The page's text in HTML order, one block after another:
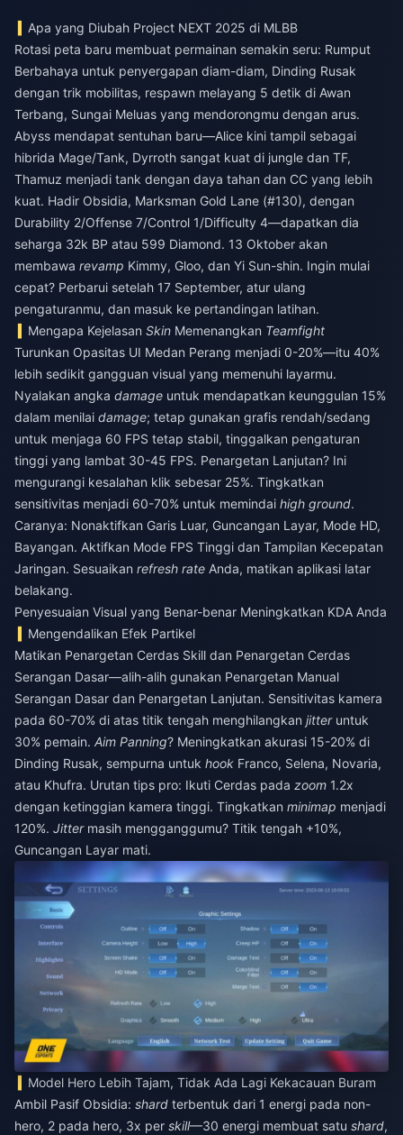
Apa yang Diubah Project NEXT 2025 di MLBB
Rotasi peta baru membuat permainan semakin seru: Rumput
Berbahaya untuk penyergapan diam-diam, Dinding Rusak
dengan trik mobilitas, respawn melayang 5 detik di Awan
Terbang, Sungai Meluas yang mendorongmu dengan arus.
Abyss mendapat sentuhan baru—Alice kini tampil sebagai
hibrida Mage/Tank, Dyrroth sangat kuat di jungle dan TF,
Thamuz menjadi tank dengan daya tahan dan CC yang lebih
kuat. Hadir Obsidia, Marksman Gold Lane (#130), dengan
Durability 2/Offense 7/Control 1/Difficulty 4—dapatkan dia
seharga 32k BP atau 599 Diamond. 13 Oktober akan
membawa revamp Kimmy, Gloo, dan Yi Sun-shin. Ingin mulai
cepat? Perbarui setelah 17 September, atur ulang
pengaturanmu, dan masuk ke pertandingan latihan.
Mengapa KejelasanSkin Memenangkan Teamfight
Turunkan Opasitas UI Medan Perang menjadi 0-20%—itu 40%
lebih sedikit gangguan visual yang memenuhi layarmu.
Nyalakan angka damage untuk mendapatkan keunggulan 15%
dalam menilai damage; tetap gunakan grafis rendah/sedang
untuk menjaga 60 FPS tetap stabil, tinggalkan pengaturan
tinggi yang lambat 30-45 FPS. Penargetan Lanjutan? Ini
mengurangi kesalahan klik sebesar 25%. Tingkatkan
sensitivitas menjadi 60-70% untuk memindai high ground.
Caranya: Nonaktifkan Garis Luar, Guncangan Layar, Mode HD,
Bayangan. Aktifkan Mode FPS Tinggi dan Tampilan Kecepatan
Jaringan. Sesuaikan refresh rate Anda, matikan aplikasi latar
belakang.
Penyesuaian Visual yang Benar-benar Meningkatkan KDA Anda
Mengendalikan Efek Partikel
Matikan Penargetan Cerdas Skill dan Penargetan Cerdas
Serangan Dasar—alih-alih gunakan Penargetan Manual
Serangan Dasar dan Penargetan Lanjutan. Sensitivitas kamera
pada 60-70% di atas titik tengah menghilangkan jitteruntuk
30% pemain. Aim Panning? Meningkatkan akurasi 15-20% di
Dinding Rusak, sempurna untuk hook Franco, Selena, Novaria,
atau Khufra. Urutan tips pro: Ikuti Cerdas pada zoom 1.2x
dengan ketinggian kamera tinggi. Tingkatkan minimap menjadi
120%. Jittermasih mengganggumu? Titik tengah +10%,
Guncangan Layar mati.
Model Hero Lebih Tajam, Tidak Ada Lagi Kekacauan Buram
Ambil Pasif Obsidia: shard terbentuk dari 1 energi pada non-
hero, 2 pada hero, 3x per skill—30 energi membuat satu shard,